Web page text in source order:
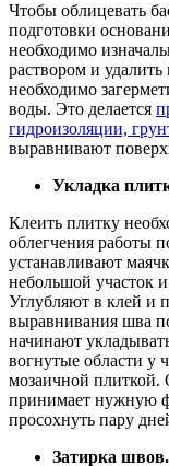
Чтобы облицевать
подготовки
необходимо
раствором и
необходимо
воды. Это делается
гидроизоляции,
выравнивают
Укладка
Клеить плитку
облегчения работы
устанавливают
небольшой участок
Углубляют в клей и
выравнивания шва
начинают
вогнутые области у
мозаичной плиткой.
принимает нужную
просохнуть пару
Затирка швов.